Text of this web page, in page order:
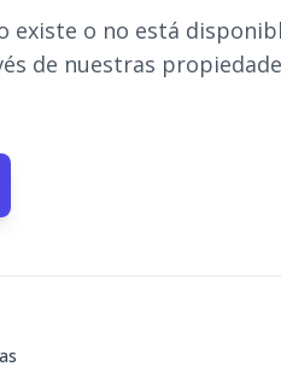
existe o no está
de nuestras